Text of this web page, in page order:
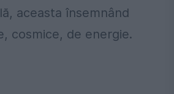
aceasta însemnând
cosmice, de energie.